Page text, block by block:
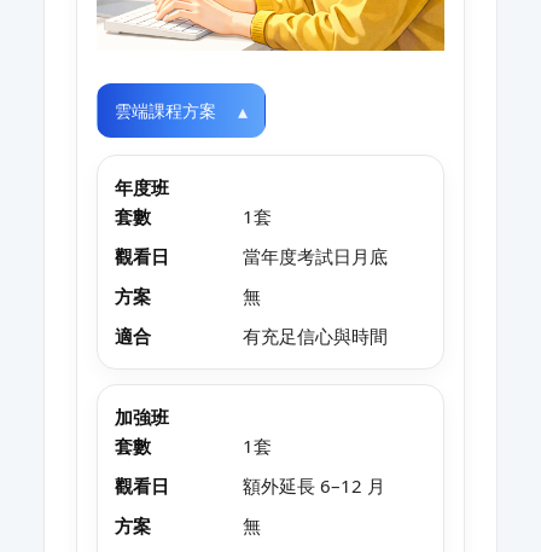
雲端課程方案
年度班
套數
1套
觀看日
當年度考試日月底
方案
無
適合
有充足信心與時間
加強班
套數
1套
觀看日
額外延長 6–12 月
方案
無